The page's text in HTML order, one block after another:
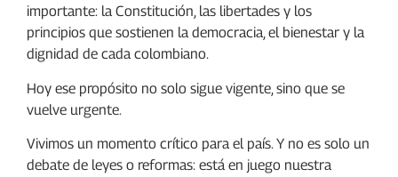
importante: la Constitución, las libertades y los
principios que sostienen la democracia, el bienestar y la
dignidad de cada colombiano.
Hoy ese propósito no solo sigue vigente, sino que se
vuelve urgente.
Vivimos un momento crítico para el país. Y no es solo un
debate de leyes o reformas: está en juego nuestra